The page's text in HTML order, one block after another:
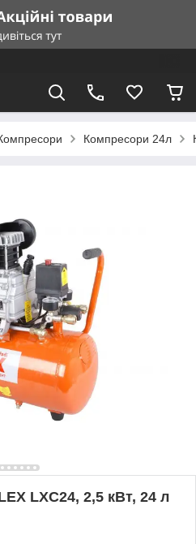
Компресори 24л
LXC24, 2,5 кВт, 24 л